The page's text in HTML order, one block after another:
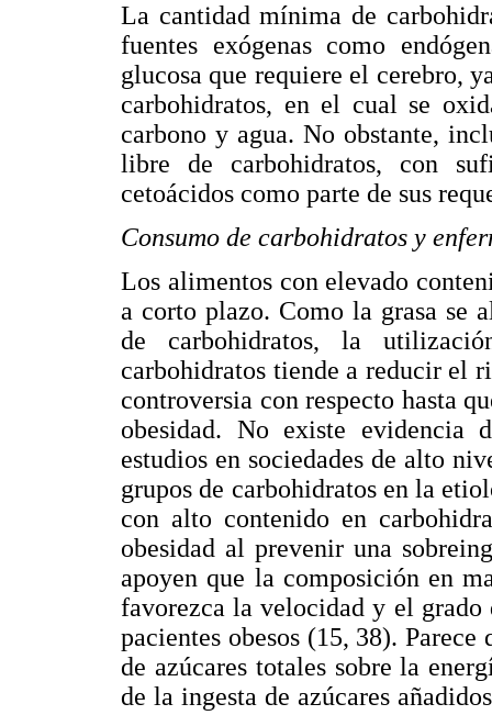
La cantidad mínima de
fuentes exógenas como
glucosa que requiere el cerebro,
carbohidratos, en el cual se
carbono y agua. No obstante,
libre de carbohidratos, con
cetoácidos como parte de sus
Consumo de carbohidratos y
Los alimentos con elevado
a corto plazo. Como la grasa se
de carbohidratos, la
carbohidratos tiende a reducir el
controversia con respecto hasta
obesidad. No existe evidencia
estudios en sociedades de alto
grupos de carbohidratos en la
con alto contenido en
obesidad al prevenir una
apoyen que la composición en
favorezca la velocidad y el grado
pacientes obesos (15, 38).
de azúcares totales sobre la
de la ingesta de azúcares